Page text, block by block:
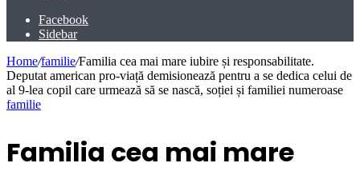
Facebook
Sidebar
Home/familie/Familia cea mai mare iubire și responsabilitate.
Deputat american pro-viață demisionează pentru a se dedica celui de
al 9-lea copil care urmează să se nască, soției și familiei numeroase
familie
Familia cea mai mare